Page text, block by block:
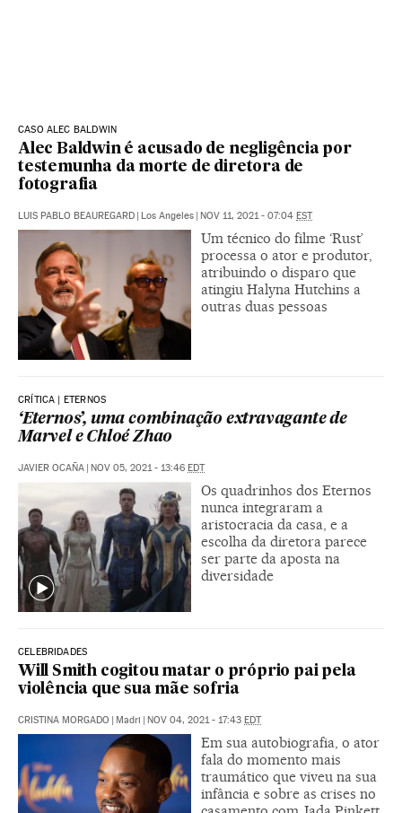
CASO ALEC BALDWIN
Alec Baldwin é acusado de negligência por
testemunha da morte de diretora de
fotografia
LUIS PABLO BEAUREGARD Los Angeles NOV 11, 2021 - 07:04 EST
Um técnico do filme ‘Rust’
processa o ator e produtor,
atribuindo o disparo que
atingiu Halyna Hutchins a
outras duas pessoas
CRÍTICA | ETERNOS
‘Eternos’, uma combinação extravagante de
Marvel e Chloé Zhao
JAVIER OCAÑA | NOV 05, 2021 - 13:46 EDT
Os quadrinhos dos Eternos
nunca integraram a
aristocracia da casa, e a
escolha da diretora parece
ser parte da aposta na
diversidade
CELEBRIDADES
Will Smith cogitou matar o próprio pai pela
violência que sua mãe sofria
CRISTINA MORGADO | Madri | NOV 04, 2021 - 17:43 EDT
Em sua autobiografia, o ator
fala do momento mais
traumático que viveu na sua
infância e sobre as crises no